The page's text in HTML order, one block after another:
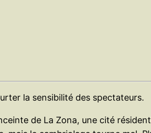
la sensibilité des spectateurs.
de La Zona, une cité